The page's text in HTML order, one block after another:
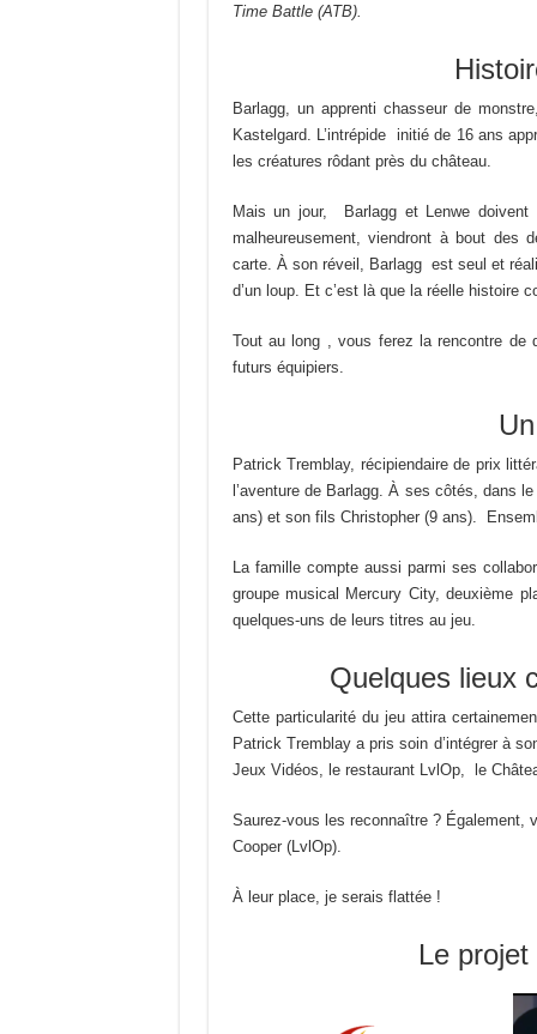
Time Battle (ATB).
Barlagg, un apprenti chasseur de
Kastelgard. L’intrépide initié de 16 ans
les créatures rôdant près du château.
Mais un jour, Barlagg et Lenwe doivent
malheureusement, viendront à bout des
carte. À son réveil, Barlagg est seul et
d’un loup. Et c’est là que la réelle histoire
Tout au long , vous ferez la rencontre de
futurs équipiers.
Patrick Tremblay, récipiendaire de prix
l’aventure de Barlagg. À ses côtés, dans
ans) et son fils Christopher (9 ans).
La famille compte aussi parmi ses
groupe musical Mercury City, deuxième
quelques-uns de leurs titres au jeu.
Quelques lieux
Cette particularité du jeu attira
Patrick Tremblay a pris soin d’intégrer à
Jeux Vidéos, le restaurant LvlOp, le
Saurez-vous les reconnaître ? Également,
Cooper (LvlOp).
À leur place, je serais flattée !
Le